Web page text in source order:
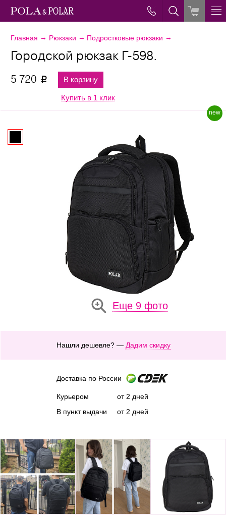
Главная → Рюкзаки → Подростковые рюкзаки →
Еще 9 фото
new
Городской рюкзак Г-598.
5 720 p В корзину
Купить в 1 клик
Нашли дешевле? — Дадим скидку
Доставка по России
Курьером
В пункт выдачи
от 2 дней
от 2 дней